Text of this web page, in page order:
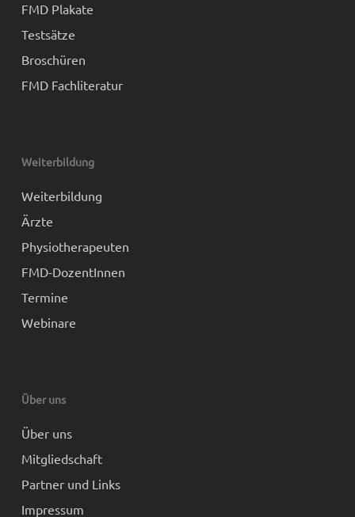
FMD Plakate
Testsätze
Broschüren
FMD Fachliteratur
Weiterbildung
Weiterbildung
Ärzte
Physiotherapeuten
FMD-DozentInnen
Termine
Webinare
Über uns
Über uns
Mitgliedschaft
Partner und Links
Impressum